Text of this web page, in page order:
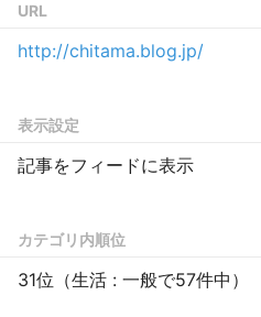
URL
http://chitama.blog.jp/
表示設定
記事をフィードに表示
カテゴリ内順位
31位（生活 : 一般で57件中）